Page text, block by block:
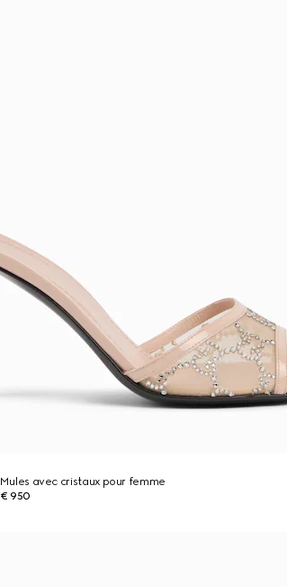
Mules avec cristaux pour femme
€ 950